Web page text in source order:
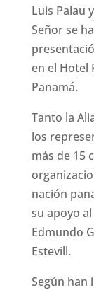
Luis Palau
Señor se
en el Hotel
Panamá.
Tanto la
los
más de 15
nación
su apoyo
Edmundo
Estevill.
Según han